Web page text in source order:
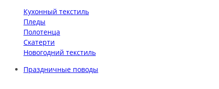
Кухонный текстиль
Пледы
Полотенца
Скатерти
Новогодний текстиль
Праздничные поводы